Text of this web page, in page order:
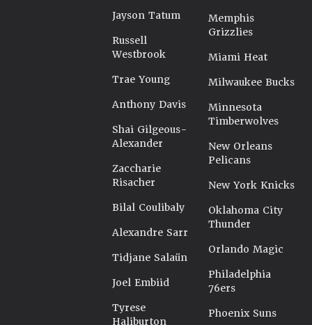
Jayson Tatum
Russell
Westbrook
Trae Young
Anthony Davis
Shai Gilgeous-
Alexander
Zaccharie
Risacher
Bilal Coulibaly
Alexandre Sarr
Tidjane Salaün
Joel Embiid
Tyrese
Haliburton
Memphis
Grizzlies
Miami Heat
Milwaukee Bucks
Minnesota
Timberwolves
New Orleans
Pelicans
New York Knicks
Oklahoma City
Thunder
Orlando Magic
Philadelphia
76ers
Phoenix Suns